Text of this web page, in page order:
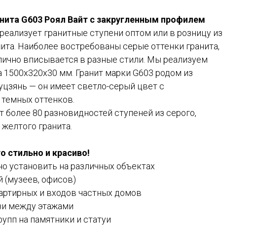
G603 Роял Вайт с закругленным профилем
гранитные ступени оптом или в розницу из
Наиболее востребованы серые оттенки гранита,
вписывается в разные стили. Мы реализуем
1500х320х30 мм. Гранит марки G603 родом из
— он имеет светло-серый цвет с
оттенков.
более 80 разновидностей ступеней из серого,
гранита.
стильно и красиво!
установить на различных объектах
(музеев, офисов)
и входов частных домов
между этажами
на памятники и статуи